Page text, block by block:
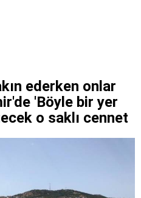
ederken onlar
'Böyle bir yer
o saklı cennet